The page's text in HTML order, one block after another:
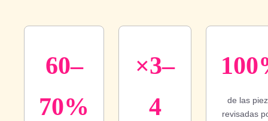
60–
70%
×3–
4
de las
revisadas